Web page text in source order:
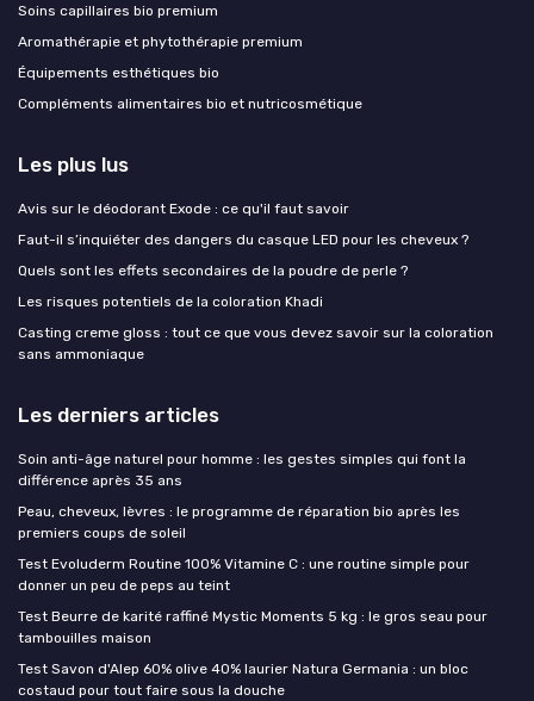
Soins capillaires bio premium
Aromathérapie et phytothérapie premium
Équipements esthétiques bio
Compléments alimentaires bio et nutricosmétique
Les plus lus
Avis sur le déodorant Exode : ce qu'il faut savoir
Faut-il s’inquiéter des dangers du casque LED pour les cheveux ?
Quels sont les effets secondaires de la poudre de perle ?
Les risques potentiels de la coloration Khadi
Casting creme gloss : tout ce que vous devez savoir sur la coloration
sans ammoniaque
Les derniers articles
Soin anti-âge naturel pour homme : les gestes simples qui font la
différence après 35 ans
Peau, cheveux, lèvres : le programme de réparation bio après les
premiers coups de soleil
Test Evoluderm Routine 100% Vitamine C : une routine simple pour
donner un peu de peps au teint
Test Beurre de karité raffiné Mystic Moments 5 kg : le gros seau pour
tambouilles maison
Test Savon d'Alep 60% olive 40% laurier Natura Germania : un bloc
costaud pour tout faire sous la douche